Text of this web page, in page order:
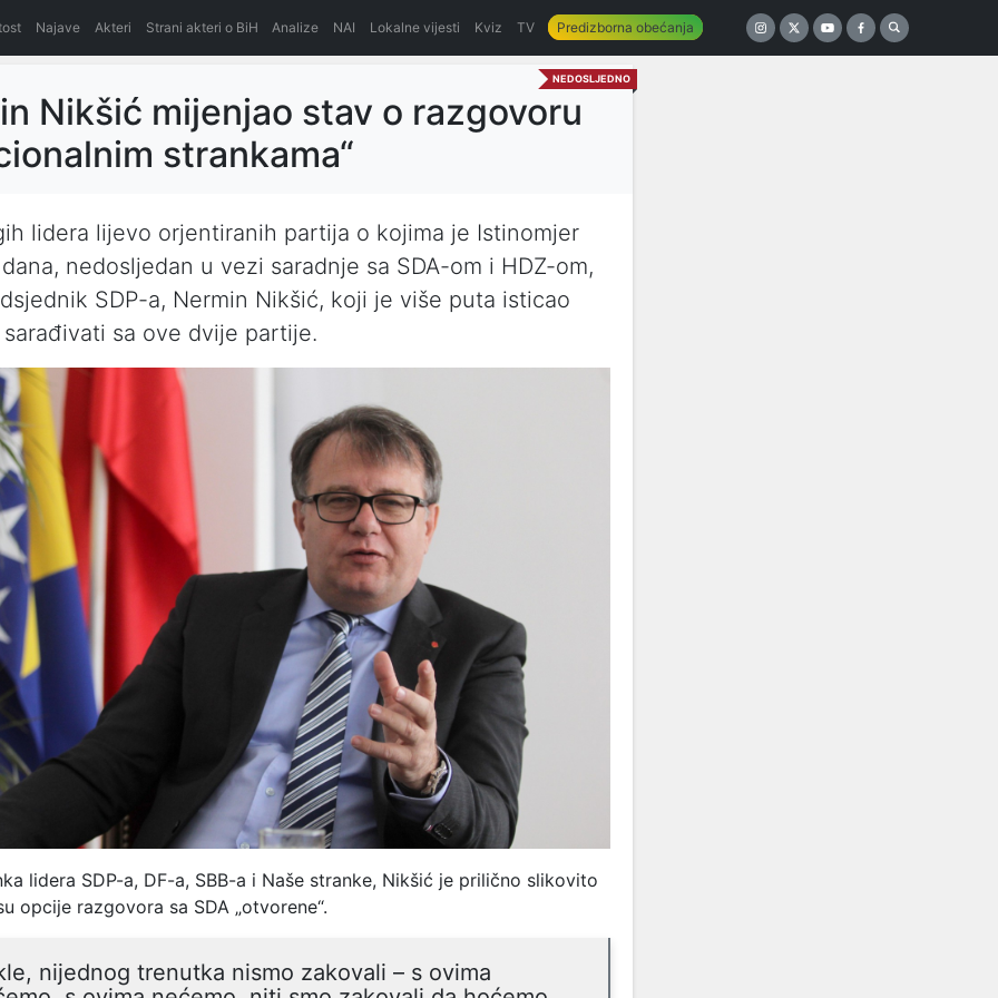
Najave Akteri Strani akteri o BiH Analize NAI Lokalne vijesti Kviz TV Predizborna obećanja
NEDOSLJEDNO
Nikšić mijenjao stav o razgovoru
strankama“
lidera lijevo orjentiranih partija o kojima je Istinomjer
nedosljedan u vezi saradnje sa SDA-om i HDZ-om,
SDP-a, Nermin Nikšić, koji je više puta isticao
sa ove dvije partije.
lidera SDP-a, DF-a, SBB-a i Naše stranke, Nikšić je prilično slikovito
opcije razgovora sa SDA „otvorene“.
nijednog trenutka nismo zakovali – s ovima